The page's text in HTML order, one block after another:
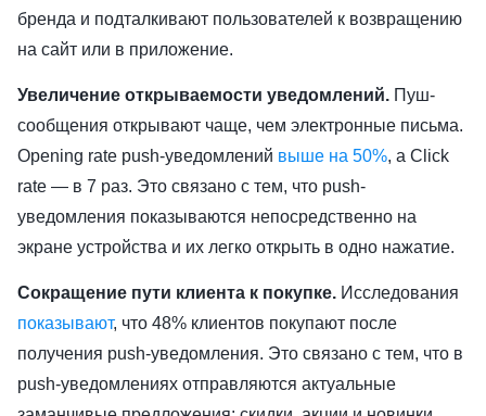
бренда и подталкивают пользователей к возвращению
на сайт или в приложение.
Увеличение открываемости уведомлений. Пуш-
сообщения открывают чаще, чем электронные письма.
Opening rate push-уведомлений выше на 50%, а Click
rate — в 7 раз. Это связано с тем, что push-
уведомления показываются непосредственно на
экране устройства и их легко открыть в одно нажатие.
Сокращение пути клиента к покупке. Исследования
показывают, что 48% клиентов покупают после
получения push-уведомления. Это связано с тем, что в
push-уведомлениях отправляются актуальные